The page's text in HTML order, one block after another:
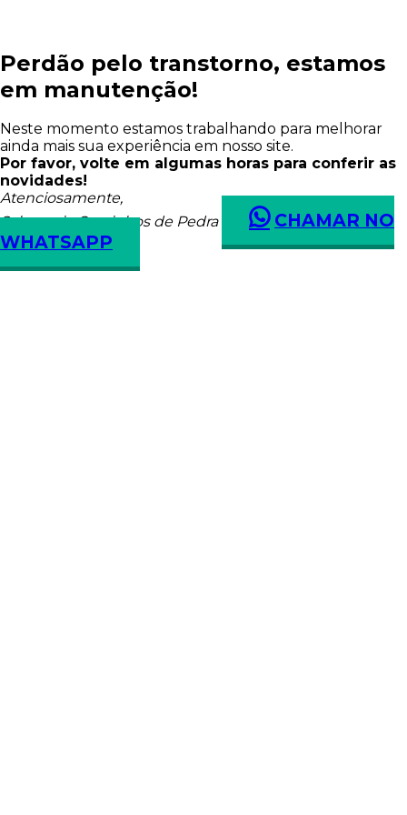
Perdão pelo transtorno, estamos
em manutenção!
Neste momento estamos trabalhando para melhorar
ainda mais sua experiência em nosso site.
Por favor, volte em algumas horas para conferir as
novidades!
Atenciosamente,
Salumeria Caminhos de Pedra
CHAMAR NO
WHATSAPP